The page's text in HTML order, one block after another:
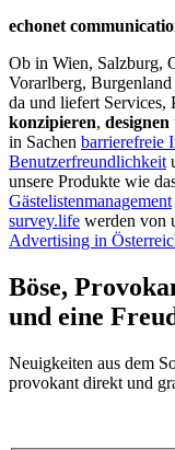
echonet
Ob in Wien, Salzburg,
Vorarlberg,
da und liefert Services,
konzipieren, designen
in Sachen barrierefreie
Benutzerfreundlichkeit
unsere Produkte wie
Gästelistenmanagement
survey.life werden von
Advertising in
Böse,
und eine
Neuigkeiten aus dem
provokant direkt und